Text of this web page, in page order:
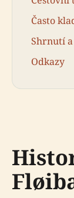
Často
Shrnutí
Odkazy